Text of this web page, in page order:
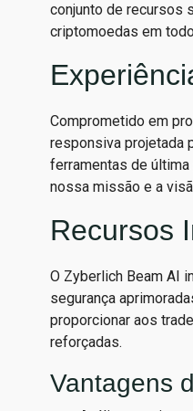
conjunto de recursos
criptomoedas em
Comprometido em
responsiva projetada
ferramentas de
nossa missão e a
Recursos
O Zyberlich Beam AI
segurança
proporcionar aos
reforçadas.
Vantagens